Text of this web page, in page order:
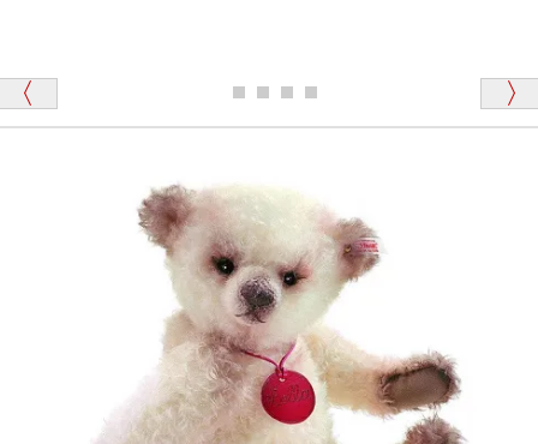
ディベアがいます。
「スクエーカー内蔵」と記載しておりますので、ぜひ
探してみてください。
シュタイフ社製品の実物を見ることはできますか？
当店はネット販売ですので実物をお見せすることが
海外からのお取り寄せと言うことですが、商品はきち
「前に買ったことがあったお店でしたので」
千葉県 U・Y 様 （女性）
「ChatGPTを利用したところ「くまの小屋」さ
んを紹介され…」